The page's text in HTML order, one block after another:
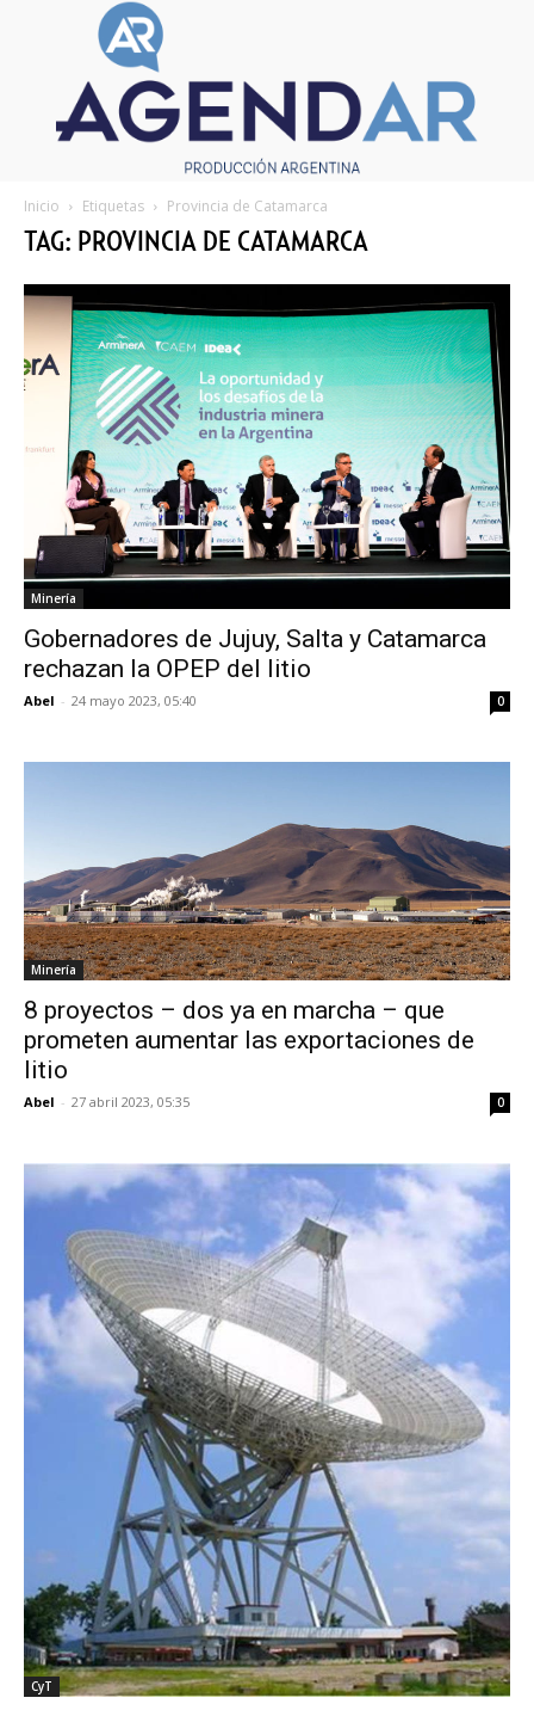
Inicio Etiquetas Provincia de Catamarca
TAG: PROVINCIA DE CATAMARCA
Minería
Gobernadores de Jujuy, Salta y Catamarca
rechazan la OPEP del litio
Abel - 24 mayo 2023, 05:40 0
Minería
8 proyectos – dos ya en marcha – que
prometen aumentar las exportaciones de
litio
Abel - 27 abril 2023, 05:35 0
CyT